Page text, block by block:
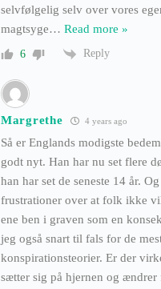
selvfølgelig selv over vores
magtsyge… Read more »
6 Reply
Margrethe 4 years ago
Så er Englands modigste
godt nyt. Han har nu set flere
han har set de seneste 14 år.
frustrationer over at folk ikke
ene ben i graven som en
jeg også snart til fals for de
konspirationsteorier. Er der
sætter sig på hjernen og